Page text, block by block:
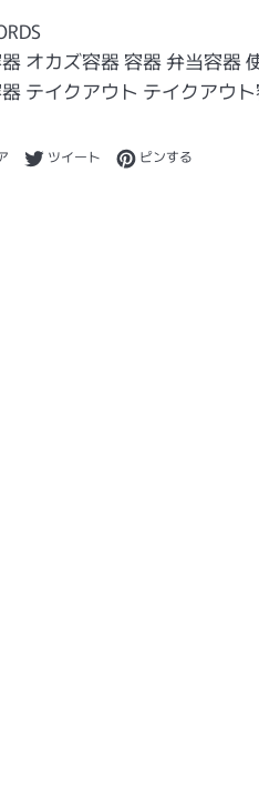
オカズ容器 容器 弁当容器
テイクアウト テイクアウ
Facebookでシェアする
ツイート Twitterに投稿する
ピンする